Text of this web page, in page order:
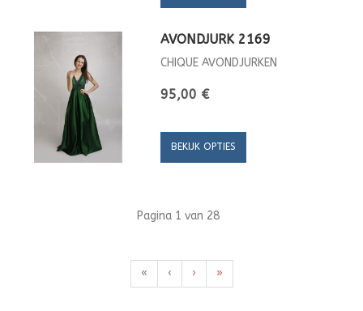
AVONDJURK 2169
CHIQUE AVONDJURKEN
95,00 €
BEKIJK OPTIES
Pagina 1 van 28
« ‹ › »